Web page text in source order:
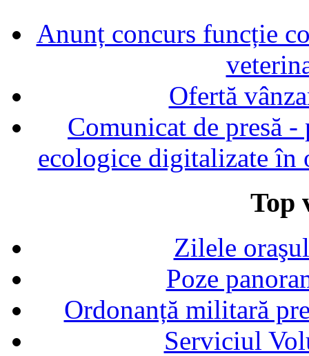
Anunț concurs funcție
Ofertă
Comunicat de presă
ecologice digitalizate în
Top
Zilele
Poze
Ordonanță militară
Serviciul